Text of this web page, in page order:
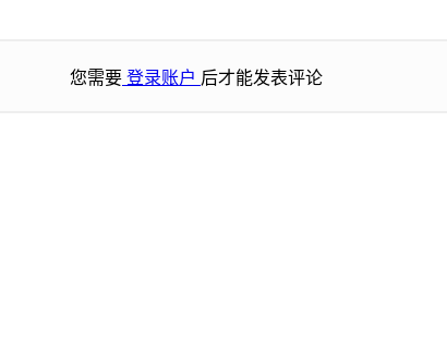
您需要 登录账户 后才能发表评论